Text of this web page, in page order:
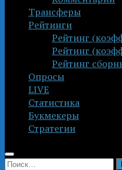
Трансферы
Рейтинги
Рейтинг
Рейтинг
Рейтинг
Опросы
LIVE
Статистика
Букмекеры
Стратегии
Найти: